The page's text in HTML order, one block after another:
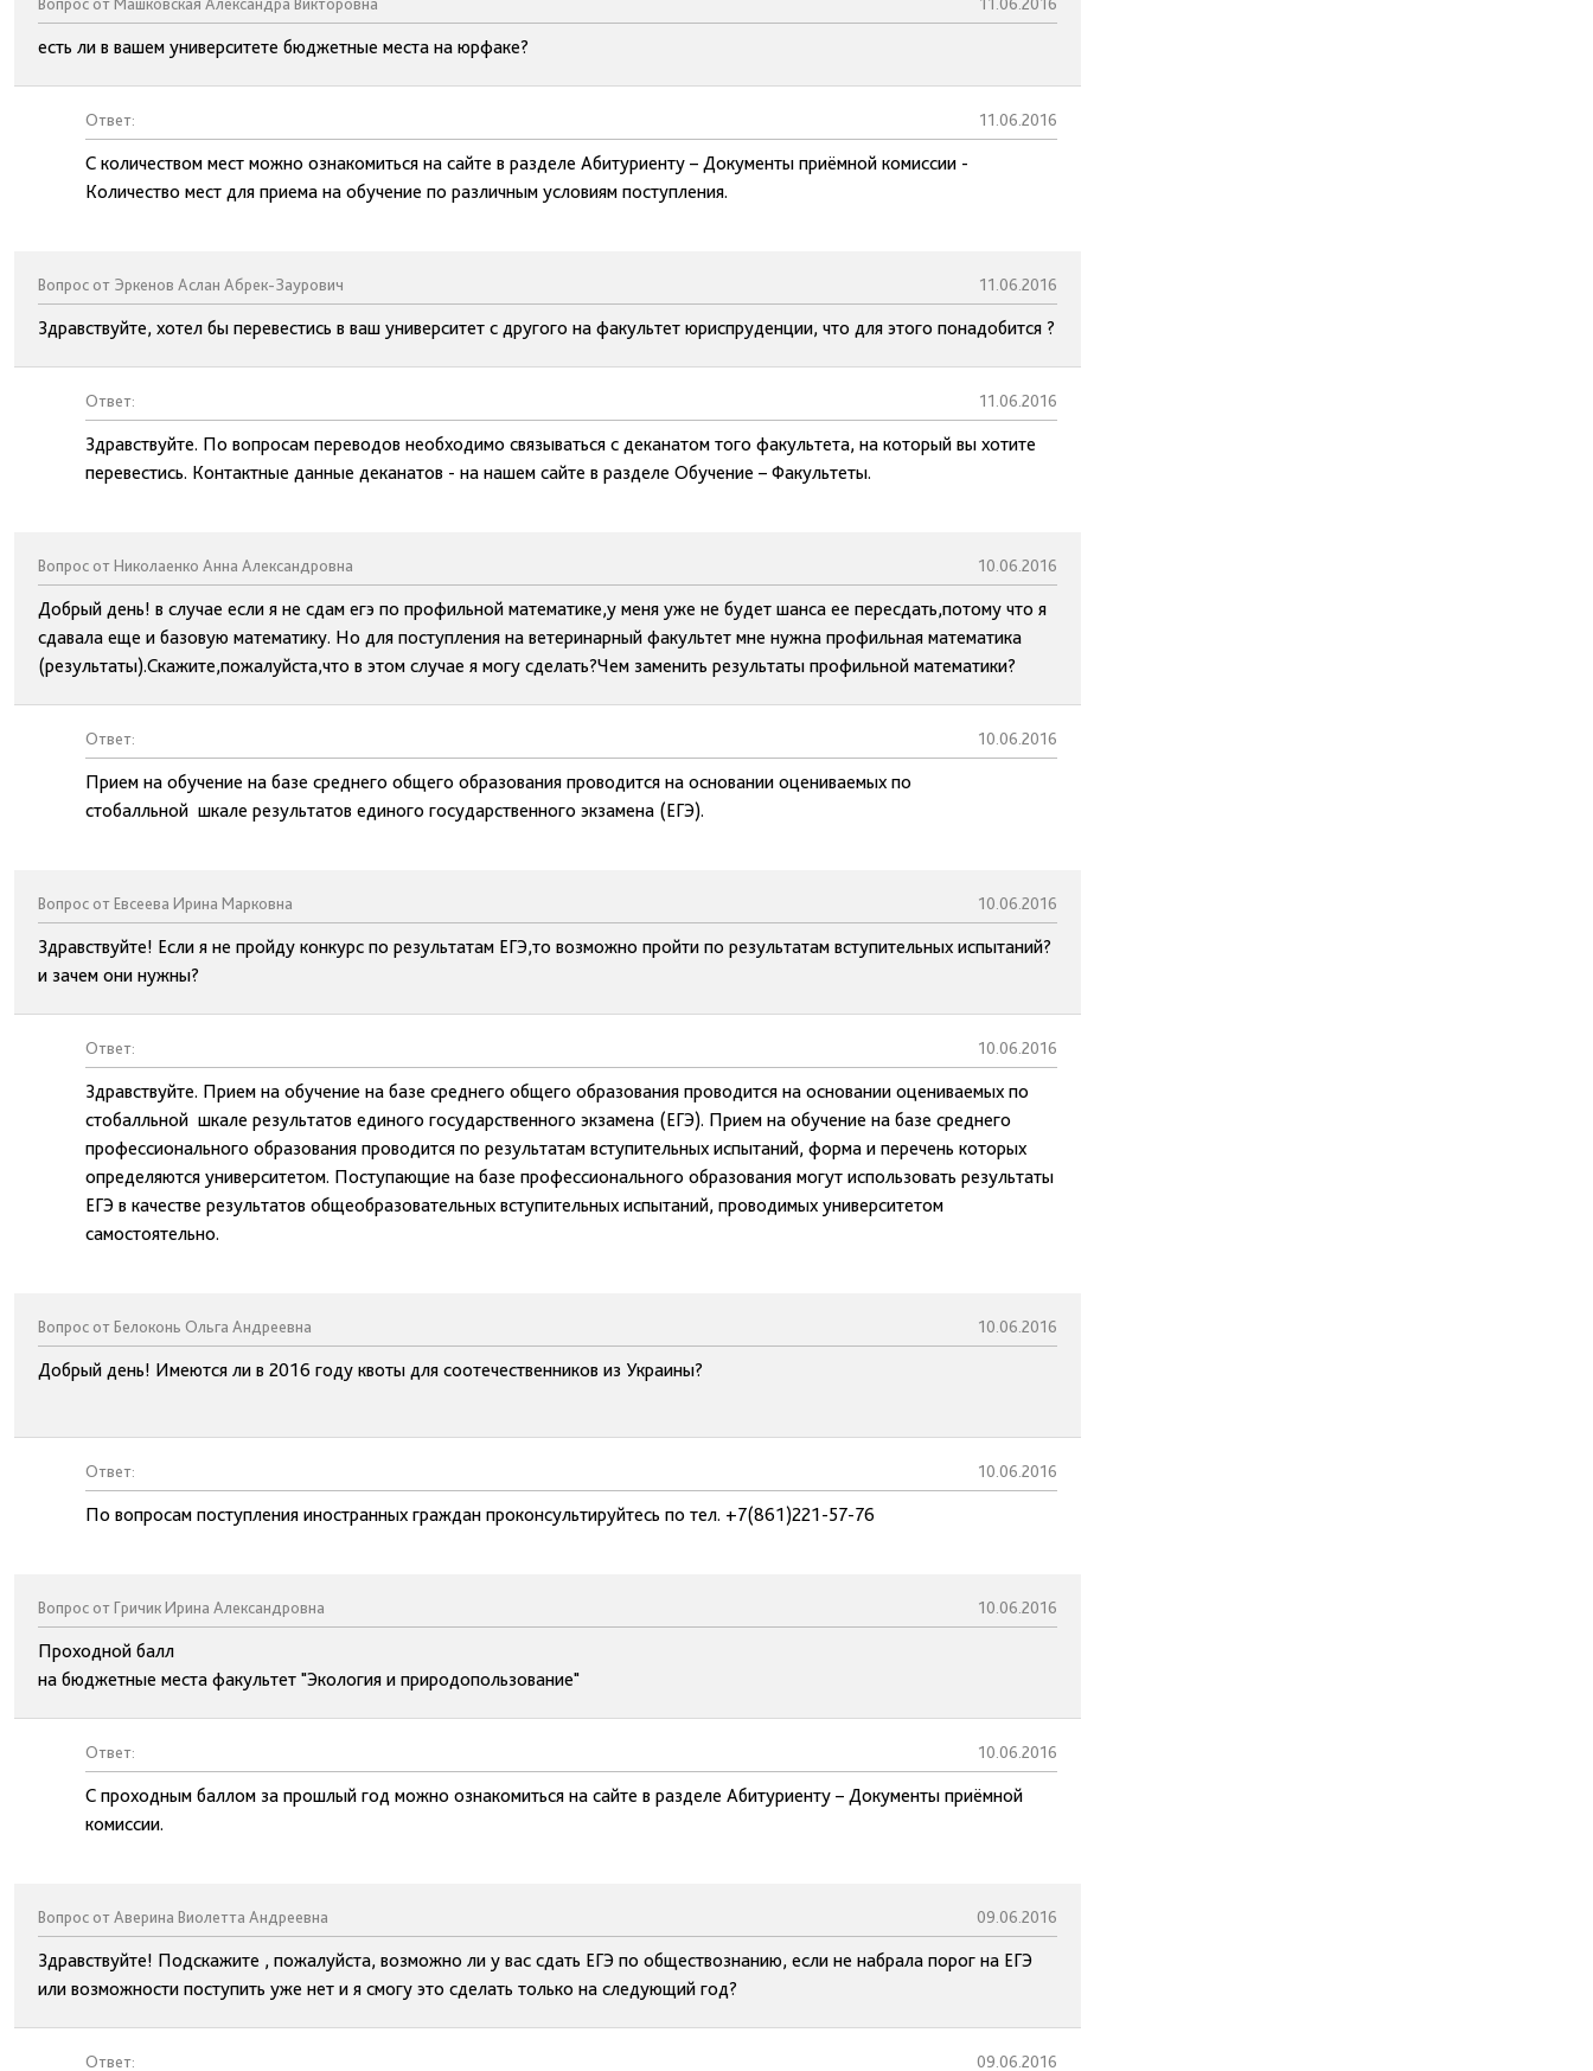
есть ли в вашем университете бюджетные места на юрфаке?
Ответ: 11.06.2016
С количеством мест можно ознакомиться на сайте в разделе Абитуриенту – Документы приёмной комиссии -
Количество мест для приема на обучение по различным условиям поступления.
Вопрос от Эркенов Аслан Абрек-Заурович 11.06.2016
Здравствуйте, хотел бы перевестись в ваш университет с другого на факультет юриспруденции, что для этого понадобится ?
Ответ: 11.06.2016
Здравствуйте. По вопросам переводов необходимо связываться с деканатом того факультета, на который вы хотите
перевестись. Контактные данные деканатов - на нашем сайте в разделе Обучение – Факультеты.
Вопрос от Николаенко Анна Александровна 10.06.2016
Добрый день! в случае если я не сдам егэ по профильной математике,у меня уже не будет шанса ее пересдать,потому что я
сдавала еще и базовую математику. Но для поступления на ветеринарный факультет мне нужна профильная математика
(результаты).Скажите,пожалуйста,что в этом случае я могу сделать?Чем заменить результаты профильной математики?
Ответ: 10.06.2016
Прием на обучение на базе среднего общего образования проводится на основании оцениваемых по
стобалльной шкале результатов единого государственного экзамена (ЕГЭ).
Вопрос от Евсеева Ирина Марковна 10.06.2016
Здравствуйте! Если я не пройду конкурс по результатам ЕГЭ,то возможно пройти по результатам вступительных испытаний?
и зачем они нужны?
Ответ: 10.06.2016
Здравствуйте. Прием на обучение на базе среднего общего образования проводится на основании оцениваемых по
стобалльной шкале результатов единого государственного экзамена (ЕГЭ). Прием на обучение на базе среднего
профессионального образования проводится по результатам вступительных испытаний, форма и перечень которых
определяются университетом. Поступающие на базе профессионального образования могут использовать результаты
ЕГЭ в качестве результатов общеобразовательных вступительных испытаний, проводимых университетом
самостоятельно.
Вопрос от Белоконь Ольга Андреевна 10.06.2016
Добрый день! Имеются ли в 2016 году квоты для соотечественников из Украины?
Ответ: 10.06.2016
По вопросам поступления иностранных граждан проконсультируйтесь по тел. +7(861)221-57-76
Вопрос от Гричик Ирина Александровна 10.06.2016
Проходной балл
на бюджетные места факультет "Экология и природопользование"
Ответ: 10.06.2016
С проходным баллом за прошлый год можно ознакомиться на сайте в разделе Абитуриенту – Документы приёмной
комиссии.
Вопрос от Аверина Виолетта Андреевна 09.06.2016
Здравствуйте! Подскажите , пожалуйста, возможно ли у вас сдать ЕГЭ по обществознанию, если не набрала порог на ЕГЭ
или возможности поступить уже нет и я смогу это сделать только на следующий год?
Ответ: 09.06.2016